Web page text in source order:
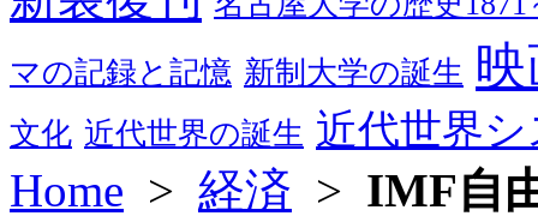
マの記録と記憶 新制大学の誕生
文化 近代世界の誕生 近代世界
Home > 経済 > IMF自